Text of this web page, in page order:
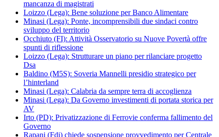
mancanza di magistrati
Loizzo (Lega): Bene soluzione per Banco Alimentare
Minasi (Lega): Ponte, incomprensibili due sindaci contro
sviluppo del territorio
Occhiuto (FI): Attività Osservatorio su Nuove Povertà offre
spunti di riflessione
Loizzo (Lega): Strutturare un piano per rilanciare progetto
Dsa
Baldino (M5S): Soveria Mannelli presidio strategico per
l’hinterland
Minasi (Lega): Calabria da sempre terra di accoglienza
Minasi (Lega): Da Governo investimenti di portata storica per
AV
Irto (PD): Privatizzazione di Ferrovie conferma fallimento del
Governo
Rapani (Fdi) chiede sospensione provvedimento per Centrale